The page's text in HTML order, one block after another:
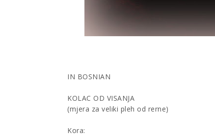
IN BOSNIAN
KOLAC OD VISANJA
(mjera za veliki pleh od rerne)
Kora: